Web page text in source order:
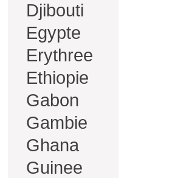
Djibouti
Egypte
Erythree
Ethiopie
Gabon
Gambie
Ghana
Guinee